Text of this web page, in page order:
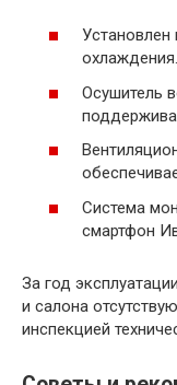
Установлен
охлаждения.
Осушитель
Система
смартфон
За год
и салона
инспекцией